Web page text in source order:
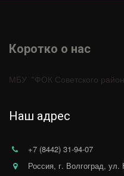
Коротко о нас
МБУ  "ФОК Советского
Наш адрес
+7 (8442) 31-94-07
Россия, г. Волгоград, ул.